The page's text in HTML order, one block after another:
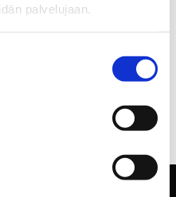
palvelujaan.